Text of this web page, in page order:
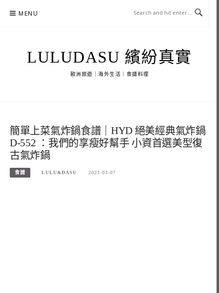
MENU
LULUDASU 繽紛真實
歐洲旅遊｜海外生活｜食譜料理
簡單上菜氣炸鍋食譜｜HYD 絕美經典氣炸鍋
D-552 ：我們的享瘦好幫手 小資首選美型復
古氣炸鍋
食譜 LULU&DASU 2021-03-07